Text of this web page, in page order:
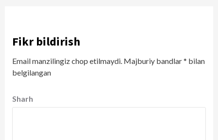
Fikr bildirish
Email manzilingiz chop etilmaydi. Majburiy bandlar* bilan
belgilangan
Sharh